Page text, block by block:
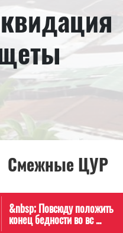
Смежные ЦУР
&nbsp; Повсюду положить
конец бедности во вс ...